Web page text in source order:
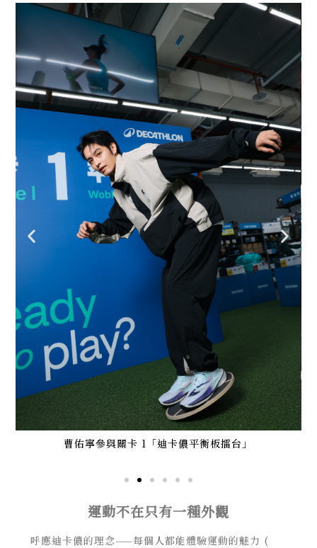
曹佑寧參與關卡 1「迪卡儂平衡板擂台」
運動不在只有一種外觀
呼應迪卡儂的理念——每個人都能體驗運動的魅力 (